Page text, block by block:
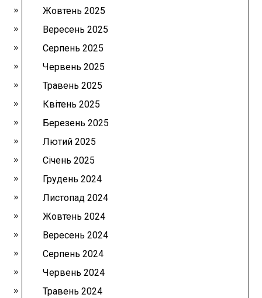
Жовтень 2025
Вересень 2025
Серпень 2025
Червень 2025
Травень 2025
Квітень 2025
Березень 2025
Лютий 2025
Січень 2025
Грудень 2024
Листопад 2024
Жовтень 2024
Вересень 2024
Серпень 2024
Червень 2024
Травень 2024